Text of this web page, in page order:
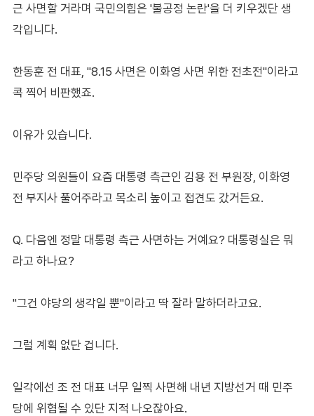
근 사면할 거라며 국민의힘은 '불공정 논란'을 더 키우겠단 생
각입니다.
한동훈 전 대표, "8.15 사면은 이화영 사면 위한 전초전"이라고
콕 찍어 비판했죠.
이유가 있습니다.
민주당 의원들이 요즘 대통령 측근인 김용 전 부원장, 이화영
전 부지사 풀어주라고 목소리 높이고 접견도 갔거든요.
Q. 다음엔 정말 대통령 측근 사면하는 거예요? 대통령실은 뭐
라고 하나요?
"그건 야당의 생각일 뿐"이라고 딱 잘라 말하더라고요.
그럴 계획 없단 겁니다.
일각에선 조 전 대표 너무 일찍 사면해 내년 지방선거 때 민주
당에 위협될 수 있단 지적 나오잖아요.